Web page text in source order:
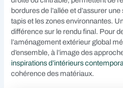
bordures de l’allée et d’assurer
tapis et les zones environnantes.
différence sur le rendu final. Pour
l’aménagement extérieur global
d’ensemble, à l’image des
inspirations d’intérieurs
cohérence des matériaux.